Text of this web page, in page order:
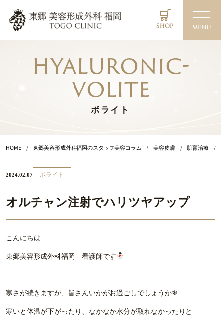
SHOP MENU
hyaluronic-
volite
ボライト
HOME 東郷美容形成外科福岡のスタッフ美容コラム 美容皮膚 肌育治療
2024.02.07 ボライト
オルチャン注射でハリツヤアップ
こんにちは
東郷美容形成外科福岡 看護師です
寒さが続きますが、皆さんいかがお過ごしでしょうか❄
寒いと体温が下がったり、なかなか水分が取れなかったりと